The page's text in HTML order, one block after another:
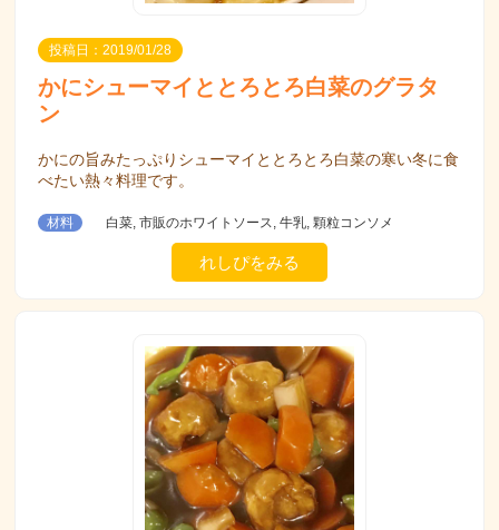
投稿日：2019/01/28
かにシューマイととろとろ白菜のグラタ
ン
かにの旨みたっぷりシューマイととろとろ白菜の寒い冬に食
べたい熱々料理です。
材料 白菜, 市販のホワイトソース, 牛乳, 顆粒コンソメ
れしぴをみる